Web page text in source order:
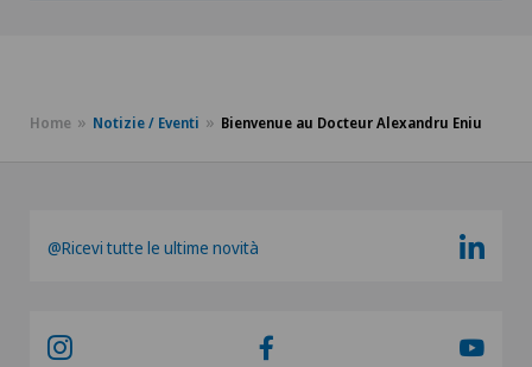
Home Notizie / Eventi Bienvenue au Docteur Alexandru Eniu
@Ricevi tutte le ultime novità